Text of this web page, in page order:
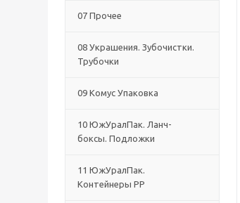
07 Прочее
08 Украшения. Зубочистки.
Трубочки
09 Комус Упаковка
10 ЮжУралПак. Ланч-
боксы. Подложки
11 ЮжУралПак.
Контейнеры РР